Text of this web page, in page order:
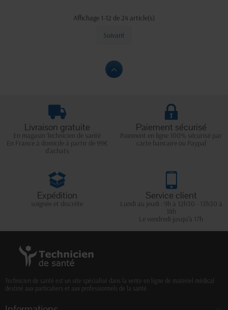
Affichage 1-12 de 24 article(s)
Suivant
Livraison gratuite
En magasin Technicien de santé
En France à domicile à partir de 99€
d'achats
Paiement sécurisé
Paiement en ligne 100% sécurisé par
carte bancaire ou Paypal
Expédition
soignée et discrète
Service client
Lundi au jeudi : 9h à 12h30 - 13h30 à
18h
Le vendredi jusqu'à 17h
Technicien de santé est un site spécialisé dans la vente en ligne de matériel médical
destiné aux particuliers et aux professionnels de la santé.